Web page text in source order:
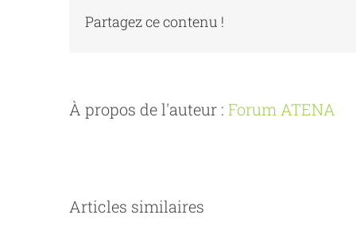
Partagez ce contenu !
À propos de l'auteur : Forum ATENA
Articles similaires